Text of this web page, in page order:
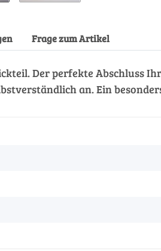
Frage zum Artikel
Der perfekte Abschluss
an. Ein